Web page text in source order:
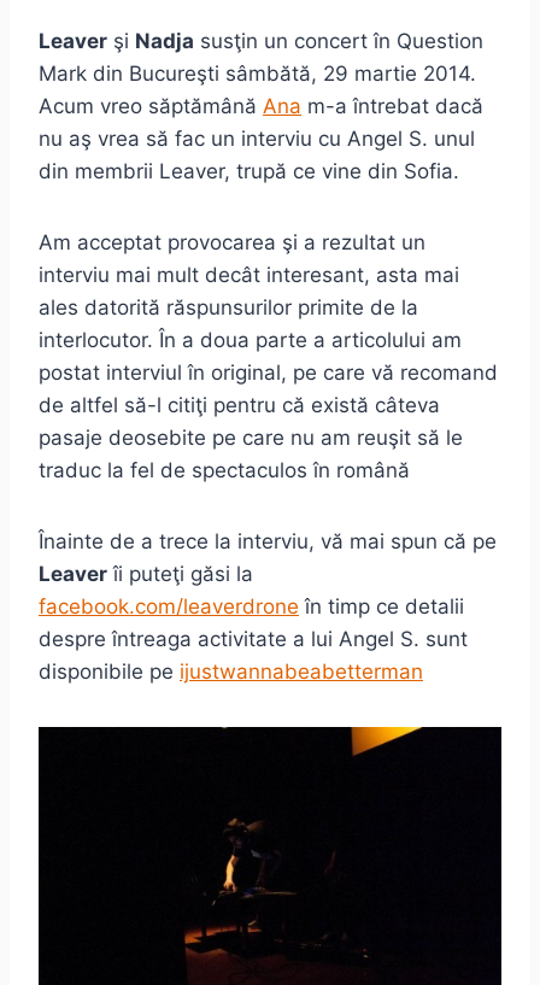
Leaver şi Nadja susţin un concert în Question
Mark din Bucureşti sâmbătă, 29 martie 2014.
Acum vreo săptămână Ana m-a întrebat dacă
nu aş vrea să fac un interviu cu Angel S. unul
din membrii Leaver, trupă ce vine din Sofia.
Am acceptat provocarea şi a rezultat un
interviu mai mult decât interesant, asta mai
ales datorită răspunsurilor primite de la
interlocutor. În a doua parte a articolului am
postat interviul în original, pe care vă recomand
de altfel să-l citiţi pentru că există câteva
pasaje deosebite pe care nu am reuşit să le
traduc la fel de spectaculos în română
Înainte de a trece la interviu, vă mai spun că pe
Leaver îi puteţi găsi la
facebook.com/leaverdrone în timp ce detalii
despre întreaga activitate a lui Angel S. sunt
disponibile pe ijustwannabeabetterman